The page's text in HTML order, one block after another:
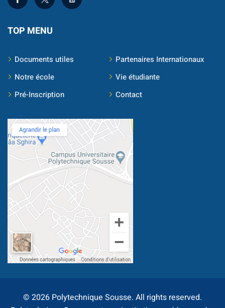
PFE
& intervention
TOP MENU
Documents utiles
Partenaires Internationaux
Notre école
Vie étudiante
Pré-Inscription
Contact
© 2026 Polytechnique Sousse. All rights reserved.